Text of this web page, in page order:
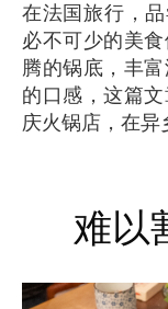
在法国旅行，品尝奶香浓郁的“法式火锅”Fondue是
必不可少的美
腾的锅底，丰
的口感，这篇
庆火锅店，在异
难